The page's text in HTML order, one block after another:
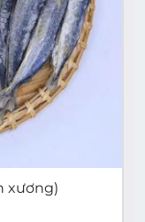
xương)